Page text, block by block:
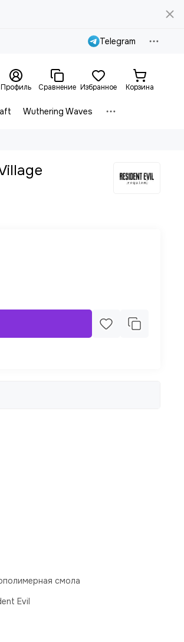
Telegram
Профиль Сравнение Избранное Корзина
Wuthering Waves
смола
Evil